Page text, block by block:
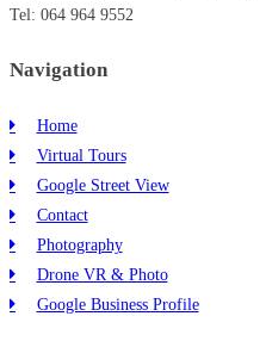
Tel: 064 964 9552
Navigation
Home
Virtual Tours
Google Street View
Contact
Photography
Drone VR & Photo
Google Business Profile